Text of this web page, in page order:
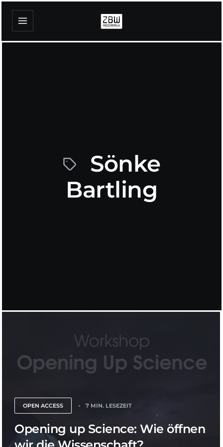
Sönke
Bartling
OPEN ACCESS 7 MIN. LESEZEIT
Opening up Science: Wie öffnen